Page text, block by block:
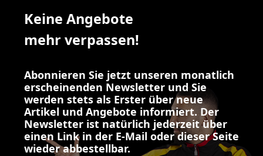
Keine Angebote
mehr verpassen!
Abonnieren Sie jetzt unseren monatlich
erscheinenden Newsletter und Sie
werden stets als Erster über neue
Artikel und Angebote informiert. Der
Newsletter ist natürlich jederzeit über
einen Link in der E-Mail oder dieser Seite
wieder abbestellbar.